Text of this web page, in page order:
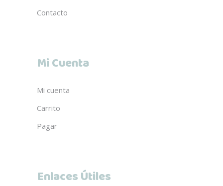
Contacto
Mi Cuenta
Mi cuenta
Carrito
Pagar
Enlaces Útiles